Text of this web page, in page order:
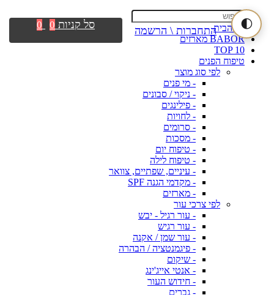
🌓דף הבית
BABOR מארזים
TOP 10
טיפוח הפנים
לפי סוג מוצר
- מי פנים
- ניקוי / סבונים
- פילינגים
- לחויות
- סרומים
- מסכות
- טיפוח יום
- טיפוח לילה
- עיניים, שפתיים, צוואר
- מקדמי הגנה SPF
- מארזים
לפי צרכי עור
- עור רגיל - יבש
- עור רגיש
- עור שמן / אקנה
- פיגמנטציה / הבהרה
- שיקום
- אנטי אייג'ינג
- חידוש העור
- גברים
התחברות \ הרשמה סל קניות 0
0